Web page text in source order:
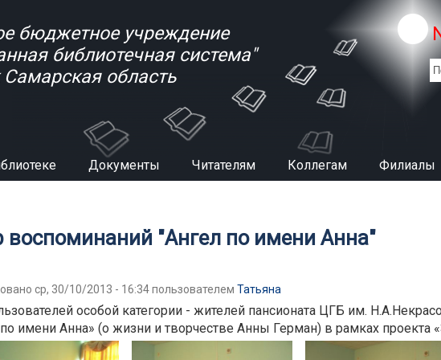
бюджетное учреждение
библиотечная система"
Самарская область
Документы Читателям Коллегам Филиалы
воспоминаний "Ангел по имени Анна"
ср, 30/10/2013 - 16:34 пользователем Татьяна
особой категории - жителей пансионата ЦГБ им.
имени Анна» (о жизни и творчестве Анны Герман) в рамках проекта